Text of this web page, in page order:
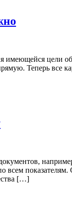
цели
Теперь все
[…]